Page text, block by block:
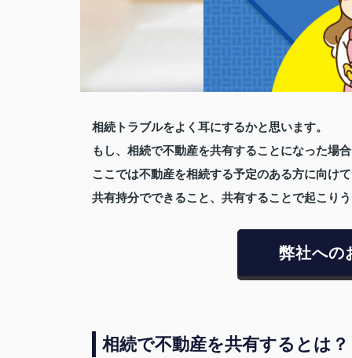
相続トラブルをよく耳にするかと思います。
もし、相続で不動産を共有することになった場
ここでは不動産を相続する予定のある方に向け
共有持分でできること、共有することで起こり
弊社への
相続で不動産を共有するとは？